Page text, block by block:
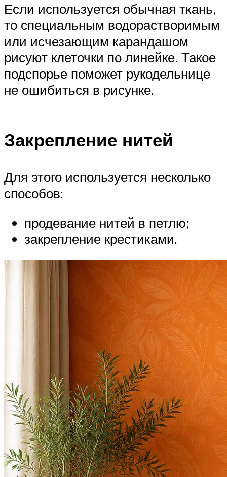
Если используется обычная ткань,
то специальным водорастворимым
или исчезающим карандашом
рисуют клеточки по линейке. Такое
подспорье поможет рукодельнице
не ошибиться в рисунке.
Закрепление нитей
Для этого используется несколько
способов:
продевание нитей в петлю;
закрепление крестиками.